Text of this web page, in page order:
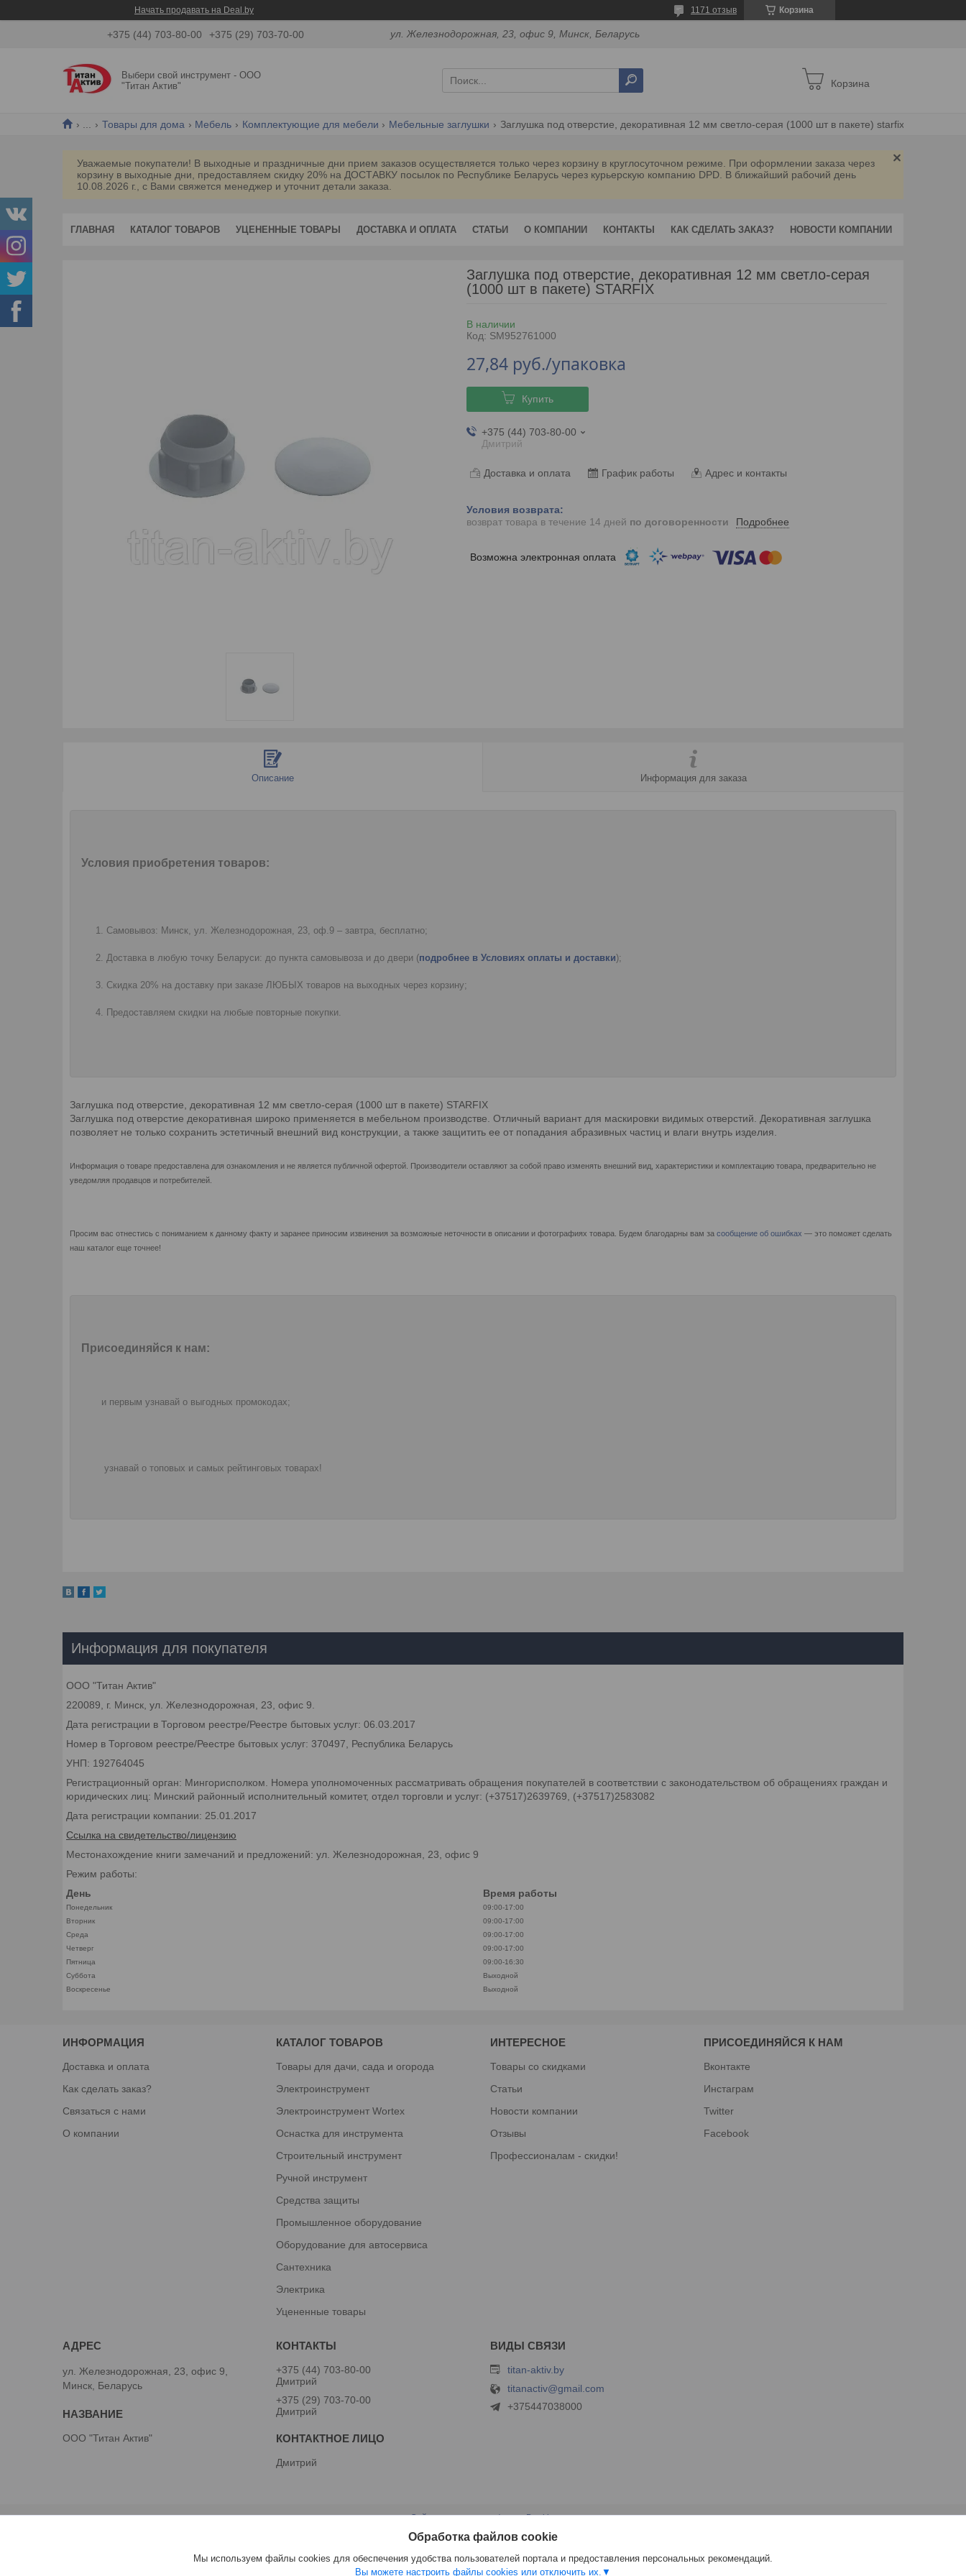
Начать продавать на Deal.by Корзина
1171 отзыв
+375 (44) 703-80-00 +375 (29) 703-70-00 ул. Железнодорожная, 23, офис 9, Минск, Беларусь
Выбери свой инструмент - ООО
"Титан Актив"
Корзина
Товары для дома Мебель Комплектующие для мебели Мебельные заглушки Заглушка под отверстие, декоративная 12 мм светло-серая (1000 шт в пакете) starfix
Уважаемые покупатели! В выходные и праздничные дни прием заказов осуществляется только через корзину в круглосуточном режиме. При оформлении заказа через
корзину в выходные дни, предоставляем скидку 20% на ДОСТАВКУ посылок по Республике Беларусь через курьерскую компанию DPD. В ближайший рабочий день
10.08.2026 г., с Вами свяжется менеджер и уточнит детали заказа.
ГЛАВНАЯ КАТАЛОГ ТОВАРОВ УЦЕНЕННЫЕ ТОВАРЫ ДОСТАВКА И ОПЛАТА СТАТЬИ О КОМПАНИИ КОНТАКТЫ КАК СДЕЛАТЬ ЗАКАЗ? НОВОСТИ КОМПАНИИ
Заглушка под отверстие, декоративная 12 мм светло-серая
(1000 шт в пакете) STARFIX
В наличии
Код: SM952761000
27,84 руб./упаковка
Купить
+375 (44) 703-80-00
Дмитрий
Доставка и оплата График работы Адрес и контакты
возврат товара в течение 14 дней по договоренности Подробнее
Описание Информация для заказа
Условия приобретения товаров:
Самовывоз: Минск, ул. Железнодорожная, 23, оф.9 – завтра, бесплатно;
Доставка в любую точку Беларуси: до пункта самовывоза и до двери (подробнее в Условиях оплаты и доставки);
Скидка 20% на доставку при заказе ЛЮБЫХ товаров на выходных через корзину;
Предоставляем скидки на любые повторные покупки.
Заглушка под отверстие, декоративная 12 мм светло-серая (1000 шт в пакете) STARFIX
Заглушка под отверстие декоративная широко применяется в мебельном производстве. Отличный вариант для маскировки видимых отверстий. Декоративная заглушка
позволяет не только сохранить эстетичный внешний вид конструкции, а также защитить ее от попадания абразивных частиц и влаги внутрь изделия.
Информация о товаре предоставлена для ознакомления и не является публичной офертой. Производители оставляют за собой право изменять внешний вид, характеристики и комплектацию товара, предварительно не
уведомляя продавцов и потребителей.
Просим вас отнестись с пониманием к данному факту и заранее приносим извинения за возможные неточности в описании и фотографиях товара. Будем благодарны вам за сообщение об ошибках — это поможет сделать
наш каталог еще точнее!
Присоединяйся к нам:
и первым узнавай о выгодных промокодах;
узнавай о топовых и самых рейтинговых товарах!
Информация для покупателя
ООО "Титан Актив"
220089, г. Минск, ул. Железнодорожная, 23, офис 9.
Дата регистрации в Торговом реестре/Реестре бытовых услуг: 06.03.2017
Номер в Торговом реестре/Реестре бытовых услуг: 370497, Республика Беларусь
УНП: 192764045
Регистрационный орган: Мингорисполком. Номера уполномоченных рассматривать обращения покупателей в соответствии с законодательством об обращениях граждан и
юридических лиц: Минский районный исполнительный комитет, отдел торговли и услуг: (+37517)2639769, (+37517)2583082
Дата регистрации компании: 25.01.2017
Ссылка на свидетельство/лицензию
Местонахождение книги замечаний и предложений: ул. Железнодорожная, 23, офис 9
Режим работы:
День
Время работы
Понедельник
09:00-17:00
Вторник
09:00-17:00
Среда
09:00-17:00
Четверг
09:00-17:00
Пятница
09:00-16:30
Суббота
Выходной
Воскресенье
Выходной
ИНФОРМАЦИЯ
Доставка и оплата
Как сделать заказ?
Связаться с нами
О компании
КАТАЛОГ ТОВАРОВ
Товары для дачи, сада и огорода
Электроинструмент
Электроинструмент Wortex
Оснастка для инструмента
Строительный инструмент
Ручной инструмент
Средства защиты
Промышленное оборудование
Оборудование для автосервиса
Сантехника
Электрика
Уцененные товары
ИНТЕРЕСНОЕ
Товары со скидками
Статьи
Новости компании
Отзывы
Профессионалам - скидки!
ПРИСОЕДИНЯЙСЯ К НАМ
Вконтакте
Инстаграм
Twitter
Facebook
ул. Железнодорожная, 23, офис 9,
Минск, Беларусь
ООО "Титан Актив"
+375 (44) 703-80-00
Дмитрий
+375 (29) 703-70-00
Дмитрий
Дмитрий
titan-aktiv.by
titanactiv@gmail.com
+375447038000
Сайт создан на платформе Deal.by
Политика обработки файлов cookies
Обработка файлов cookie
Мы используем файлы cookies для обеспечения удобства пользователей портала и предоставления персональных рекомендаций.
Вы можете настроить файлы cookies или отключить их.
ООО "Титан Актив" | Пожаловаться на контент
Select Language ▼